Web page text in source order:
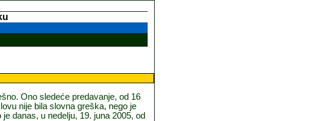
Ono sledeće predavanje, od 16
nije bila slovna greška, nego je
danas, u nedelju, 19. juna 2005, od